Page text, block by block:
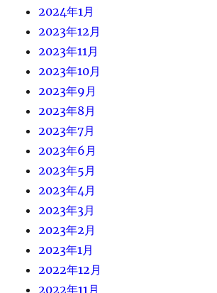
2024年1月
2023年12月
2023年11月
2023年10月
2023年9月
2023年8月
2023年7月
2023年6月
2023年5月
2023年4月
2023年3月
2023年2月
2023年1月
2022年12月
2022年11月